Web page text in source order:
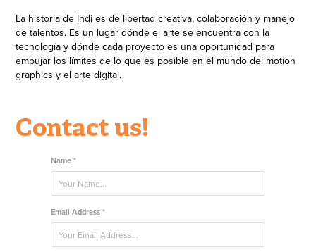
La historia de Indi es de libertad creativa, colaboración y manejo
de talentos. Es un lugar dónde el arte se encuentra con la
tecnología y dónde cada proyecto es una oportunidad para
empujar los límites de lo que es posible en el mundo del motion
graphics y el arte digital.
Contact us!
Name *
Email Address *